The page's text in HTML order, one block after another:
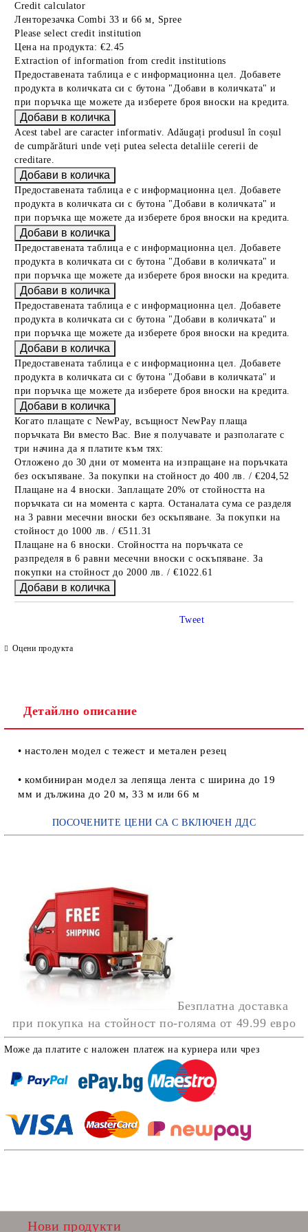
Credit calculator
Ленторезачка Combi 33 и 66 м, Spree
Please select credit institution
Цена на продукта: €2.45
Extraction of information from credit institutions
Предоставената таблица е с информационна цел. Добавете
продукта в количката си с бутона "Добави в количката" и
при поръчка ще можете да изберете броя вноски на кредита.
Acest tabel are caracter informativ. Adăugați produsul în coșul
de cumpărături unde veți putea selecta detaliile cererii de
creditare.
Предоставената таблица е с информационна цел. Добавете
продукта в количката си с бутона "Добави в количката" и
при поръчка ще можете да изберете броя вноски на кредита.
Предоставената таблица е с информационна цел. Добавете
продукта в количката си с бутона "Добави в количката" и
при поръчка ще можете да изберете броя вноски на кредита.
Предоставената таблица е с информационна цел. Добавете
продукта в количката си с бутона "Добави в количката" и
при поръчка ще можете да изберете броя вноски на кредита.
Предоставената таблица е с информационна цел. Добавете
продукта в количката си с бутона "Добави в количката" и
при поръчка ще можете да изберете броя вноски на кредита.
Когато плащате с NewPay, всъщност NewPay плаща
поръчката Ви вместо Вас. Вие я получавате и разполагате с
три начина да я платите към тях:
Отложено до 30 дни от момента на изпращане на поръчката
без оскъпяване. За покупки на стойност до 400 лв. / €204,52
Плащане на 4 вноски. Заплащате 20% от стойността на
поръчката си на момента с карта. Останалата сума се разделя
на 3 равни месечни вноски без оскъпяване. За покупки на
стойност до 1000 лв. / €511.31
Плащане на 6 вноски. Стойността на поръчката се
разпределя в 6 равни месечни вноски с оскъпяване. За
покупки на стойност до 2000 лв. / €1022.61
Оцени продукта
Tweet
Детайлно описание
• настолен модел с тежест и метален резец
• комбиниран модел за лепяща лента с ширина до 19
мм и дължина до 20 м, 33 м или 66 м
ПОСОЧЕНИТЕ ЦЕНИ СА С ВКЛЮЧЕН ДДС
Безплатна доставка
при покупка на стойност по-голяма от 49.99 евро
Може да платите с наложен платеж на куриера или чрез
Нови продукти